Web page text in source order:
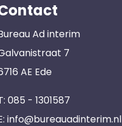
Ad interim
7
AE Ede
085 - 1301587
info@bureauadinterim.nl